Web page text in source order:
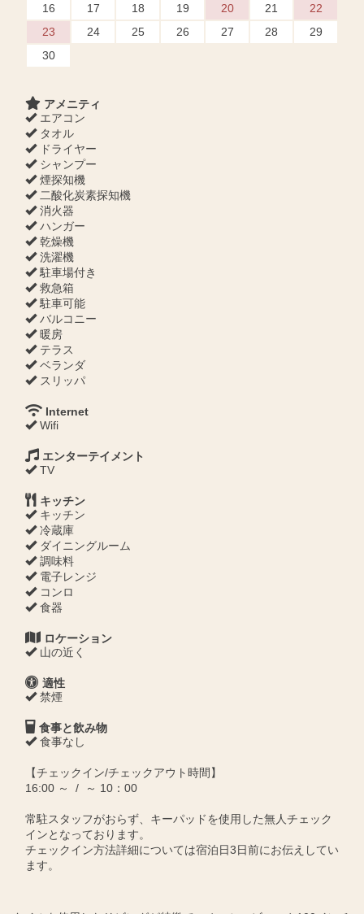
16
17 18 19 20 21
22
23
24 25 26 27 28
29
30
アメニティ
エアコン
タオル
ドライヤー
シャンプー
煙探知機
二酸化炭素探知機
消火器
ハンガー
乾燥機
洗濯機
駐車場付き
救急箱
駐車可能
バルコニー
暖房
テラス
ベランダ
スリッパ
Internet
Wifi
エンターテイメント
TV
キッチン
キッチン
冷蔵庫
ダイニングルーム
調味料
電子レンジ
コンロ
食器
ロケーション
山の近く
適性
禁煙
食事と飲み物
食事なし
【チェックイン/チェックアウト時間】
16:00 ～ / ～ 10：00
常駐スタッフがおらず、キーパッドを使用した無人チェック
インとなっております。
チェックイン方法詳細については宿泊日3日前にお伝えしてい
ます。